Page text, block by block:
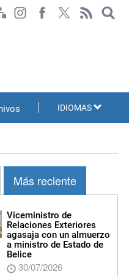
IDIOMAS
Más reciente
Viceministro de
Relaciones Exteriores
agasaja con un almuerzo
a ministro de Estado de
Belice
30/07/2026